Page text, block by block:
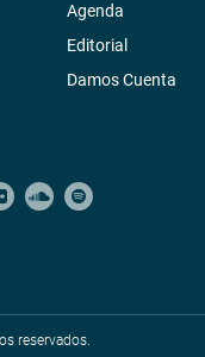
Agenda
Editorial
Damos Cuenta
reservados.